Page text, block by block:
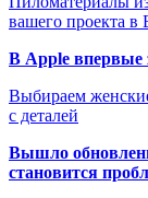
вашего проекта в
В Apple впервые
Выбираем
с деталей
Вышло
становится